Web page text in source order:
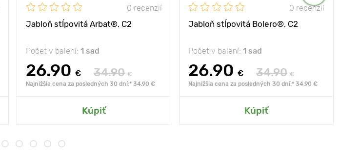
0 recenzií
Jabloň stĺpovitá Arbat®, C2
Počet v balení: 1 sad
26.90 € 34.90 €
Najnižšia cena za posledných 30 dní:* 34.90 €
Kúpiť
0 recenzií
Jabloň stĺpovitá Bolero®, C2
Počet v balení: 1 sad
26.90 € 34.90 €
Najnižšia cena za posledných 30 dní:* 34.90 €
Kúpiť